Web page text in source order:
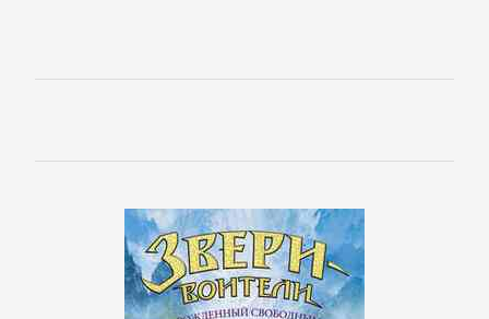
История
Культурология
Математика
Медицина